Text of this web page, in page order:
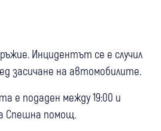
Инцидентът се е случил
засичане на автомобилите.
е подаден между 19:00 и
Спешна помощ.